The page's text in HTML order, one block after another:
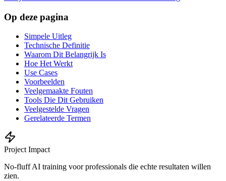
Op deze pagina
Simpele Uitleg
Technische Definitie
Waarom Dit Belangrijk Is
Hoe Het Werkt
Use Cases
Voorbeelden
Veelgemaakte Fouten
Tools Die Dit Gebruiken
Veelgestelde Vragen
Gerelateerde Termen
Project Impact
No-fluff AI training voor professionals die echte resultaten willen
zien.